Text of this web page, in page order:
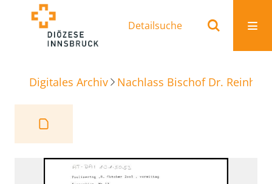
Detailsuche
Digitales Archiv Nachlass Bischof Dr.